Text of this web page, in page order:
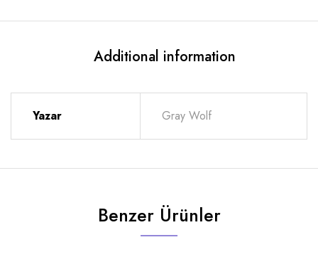
Additional information
Yazar Gray Wolf
Benzer Ürünler